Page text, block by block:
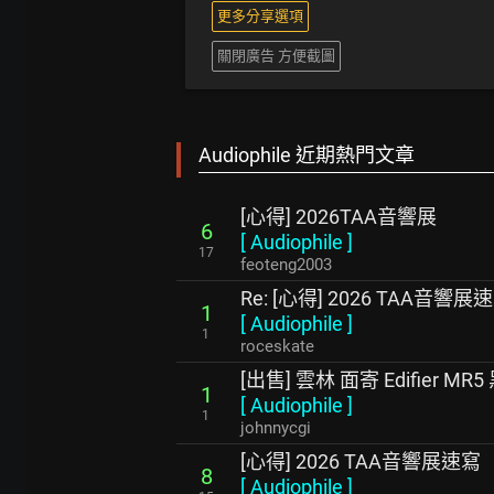
更多分享選項
關閉廣告 方便截圖
Audiophile 近期熱門文章
6
17
[心得] 2026TAA音響展
[Audiophile ]
feoteng2003
1
1
Re: [心得] 2026 TAA音響展
[Audiophile ]
roceskate
1
1
[出售] 雲林 面寄 Edifier MR5
[Audiophile ]
johnnycgi
8
[心得] 2026 TAA音響展速寫
[Audiophile ]